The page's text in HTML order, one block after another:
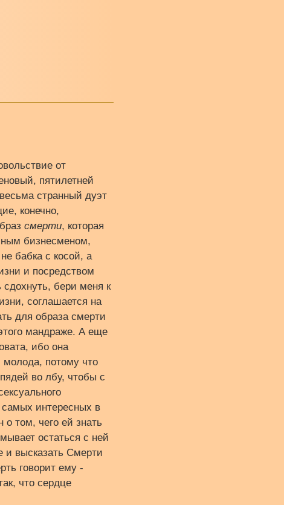
от
пятилетней
странный дуэт
конечно,
смерти, которая
бизнесменом,
бабка с косой, а
и посредством
бери меня к
соглашается на
для образа смерти
мандраже. А еще
ибо она
потому что
во лбу, чтобы с
самых интересных в
том, чего ей знать
остаться с ней
и высказать Смерти
говорит ему -
что сердце